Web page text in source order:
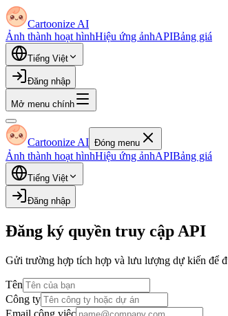
Cartoonize AI
Ảnh thành hoạt hìnhHiệu ứng ảnhAPIBảng giá
Tiếng Việt
Đăng nhập
Mở menu chính
Cartoonize AI Đóng menu
Ảnh thành hoạt hìnhHiệu ứng ảnhAPIBảng giá
Tiếng Việt
Đăng nhập
Đăng ký quyền truy cập API
Gửi trường hợp tích hợp và lưu lượng dự kiến để
Tên
Công ty
Email công việc